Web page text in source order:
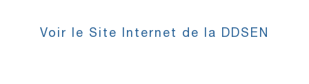
Voir le Site Internet de la DDSEN